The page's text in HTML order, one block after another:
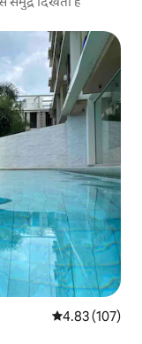
औसत रेटिंग 5 में से
4.83 (107)